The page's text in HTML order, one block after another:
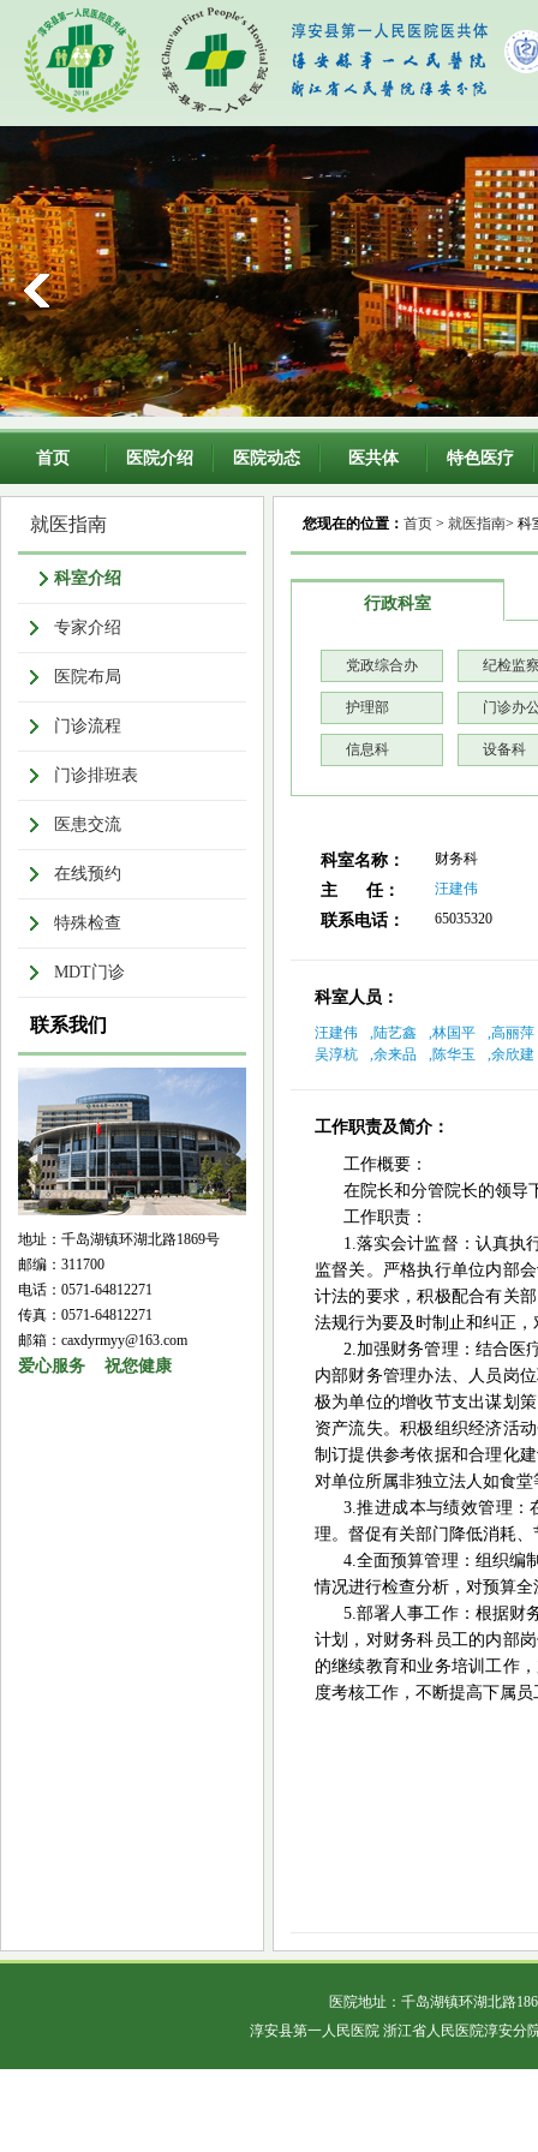
首页 医院介绍 医院动态 医共体 特色医疗
就医指南
科室介绍
专家介绍
医院布局
门诊流程
门诊排班表
医患交流
在线预约
特殊检查
MDT门诊
联系我们
地址：千岛湖镇环湖北路1869号
邮编：311700
电话：0571-64812271
传真：0571-64812271
邮箱：caxdyrmyy@163.com
爱心服务 祝您健康
您现在的位置： 首页 > 就医指南> 科
行政科室
党政综合办 纪检监
护理部 门诊办
信息科 设备科
科室名称： 财务科
主 任： 汪建伟
联系电话： 65035320
科室人员：
汪建伟 ,陆艺鑫 ,林国平 ,高丽萍
吴淳杭
,余来品 ,陈华玉 ,余欣建
工作职责及简介：
工作概要：
在院长和分管院长的领导
工作职责：
1.落实会计监督：认真执
监督关。严格执行单位内部
计法的要求，积极配合有关
法规行为要及时制止和纠正
2.加强财务管理：结合医
内部财务管理办法、人员岗
极为单位的增收节支出谋划
资产流失。积极组织经济活
制订提供参考依据和合理化
对单位所属非独立法人如食
3.推进成本与绩效管理：
理。督促有关部门降低消耗
4.全面预算管理：组织编
情况进行检查分析，对预算
5.部署人事工作：根据财
计划，对财务科员工的内部
的继续教育和业务培训工作
度考核工作，不断提高下属
医院地址：千岛湖镇环湖北路
淳安县第一人民医院 浙江省人民医院淳安分